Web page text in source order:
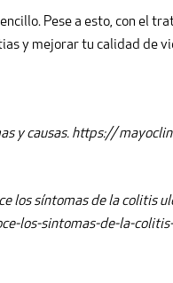
Pese a esto, con el
y mejorar tu calidad de
y causas. https://
los síntomas de la colitis
los-sintomas-de-la-